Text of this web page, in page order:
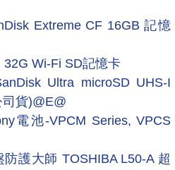
Extreme CF 16GB 記憶
Wi-Fi SD記憶卡
Ultra microSD UHS-I
貨)@E@
電池-VPCM Series, VPCS
護大師 TOSHIBA L50-A 超